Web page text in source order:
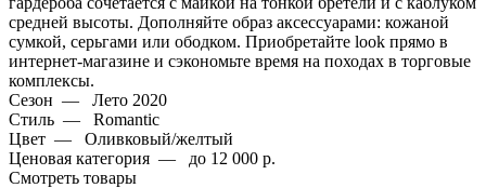
средней высоты. Дополняйте образ аксессуарами: кожаной
сумкой, серьгами или ободком. Приобретайте look прямо в
интернет-магазине и сэкономьте время на походах в торговые
комплексы.
Сезон —
Лето 2020
Стиль —
Romantic
Цвет —
Оливковый/желтый
Ценовая категория —
до 12 000 р.
Смотреть товары